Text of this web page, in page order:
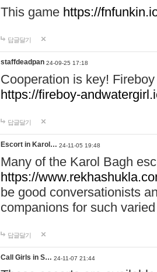
This game https://
답글달기
staffdeadpan 24-09-25 17:18
Cooperation is key!
https://fireboy-
답글달기
Escort in Karol… 24-11-05 19:48
Many of the Karol Bagh
https://
be good conversationists
companions for such
답글달기
Call Girls in S… 24-11-07 21:44